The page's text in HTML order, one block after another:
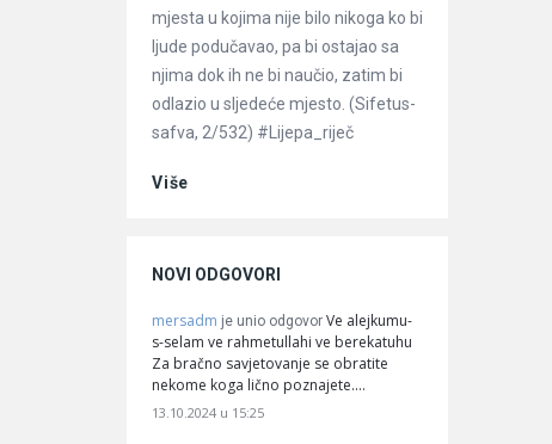
mjesta u kojima nije bilo nikoga ko bi
ljude podučavao, pa bi ostajao sa
njima dok ih ne bi naučio, zatim bi
odlazio u sljedeće mjesto. (Sifetus-
safva, 2/532) #Lijepa_riječ
Više
NOVI ODGOVORI
mersadm je unio odgovor Ve alejkumu-
s-selam ve rahmetullahi ve berekatuhu
Za bračno savjetovanje se obratite
nekome koga lično poznajete.…
13.10.2024 u 15:25